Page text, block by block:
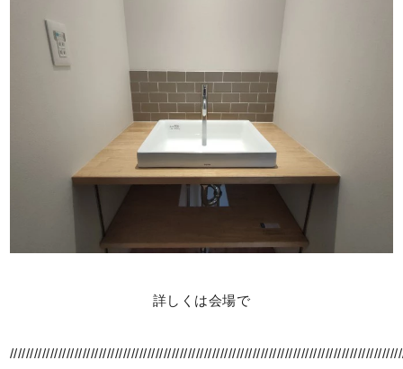
詳しくは会場で